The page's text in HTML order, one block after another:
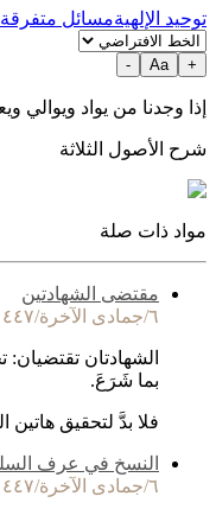
توحيد الإلهيةمسائل متفرقة
+
Aa
-
إذا وجدنا من يواد ويوالي
شرح الأصول الثلاثة
مواد ذات صلة
مقتضى الشهادتين
٦/جمادى الآخرة/١٤٤٧ الموافق ٢٧/نوفمبر/٢٠٢٥
الشهادتان
بما شَرَعَ.
فلا بدَّ لتحقيق
النسخ في عرف
٦/جمادى الآخرة/١٤٤٧ الموافق ٢٧/نوفمبر/٢٠٢٥